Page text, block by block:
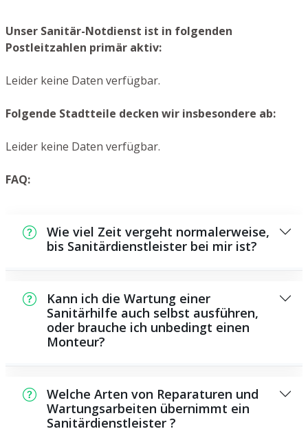
Unser Sanitär-Notdienst ist in folgenden
Postleitzahlen primär aktiv:
Leider keine Daten verfügbar.
Folgende Stadtteile decken wir insbesondere ab:
Leider keine Daten verfügbar.
FAQ:
Wie viel Zeit vergeht normalerweise,
bis Sanitärdienstleister bei mir ist?
Zeitraum an der Schadensstelle sein. Dies
hängt unter anderem von der Auftragslage
zu dem Zeitpunkt ab und von der
Verkehrslage und der Entfernung zu Ihnen.
Kann ich die Wartung einer
Sanitärhilfe auch selbst ausführen,
oder brauche ich unbedingt einen
Monteur?
Wartungsarbeiten, die Sie eigenständig
ausführen können, zum Beispiel die
Anwendung von Rohrreinigern aus dem
Welche Arten von Reparaturen und
Wartungsarbeiten übernimmt ein
Sanitärdienstleister ?